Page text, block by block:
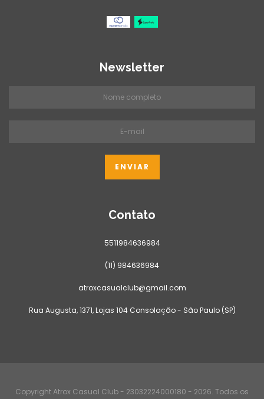
Newsletter
Contato
5511984636984
(11) 984636984
atroxcasualclub@gmail.com
Rua Augusta, 1371, Lojas 104 Consolação - São Paulo (SP)
Copyright Atrox Casual Club - 23032224000180 - 2026. Todos os